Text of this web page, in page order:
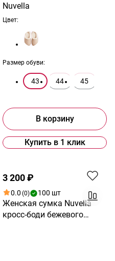
Nuvella
Цвет:
Размер обуви:
43 44 45
В корзину
Купить в 1 клик
3 200 ₽
0.0 (0) 100 шт
Женская сумка Nuvella
кросс-боди бежевого